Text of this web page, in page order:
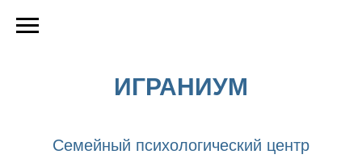
ИГРАНИУМ
Семейный психологический центр